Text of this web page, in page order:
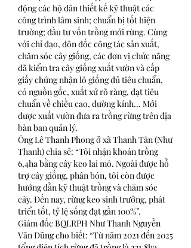
động các hộ dân thiết kế kỹ thuật các
công trình lâm sinh; chuẩn bị tốt hiện
trường; đầu tư vốn trồng mới rừng. Cùng
với chỉ đạo, đôn đốc công tác sản xuất,
chăm sóc cây giống, các đơn vị chức năng
đã kiểm tra cây giống xuất vườn và cấp
giấy chứng nhận lô giống đủ tiêu chuẩn,
có nguồn gốc, xuất xứ rõ ràng, đạt tiêu
chuẩn về chiều cao, đường kính... Mới
được xuất vườn đưa ra trồng rừng trên địa
bàn ban quản lý.
Ông Lê Thanh Phong ở xã Thanh Tân (Như
Thanh) chia sẻ: “Tôi nhận khoán trồng
6,4ha bằng cây keo lai mô. Ngoài được hỗ
trợ cây giống, phân bón, tôi còn được
hướng dẫn kỹ thuật trồng và chăm sóc
cây. Đến nay, rừng keo sinh trưởng, phát
triển tốt, tỷ lệ sống đạt gần 100%”.
Giám đốc BQLRPH Như Thanh Nguyễn
Văn Dũng cho biết: “Từ năm 2021 đến 2025